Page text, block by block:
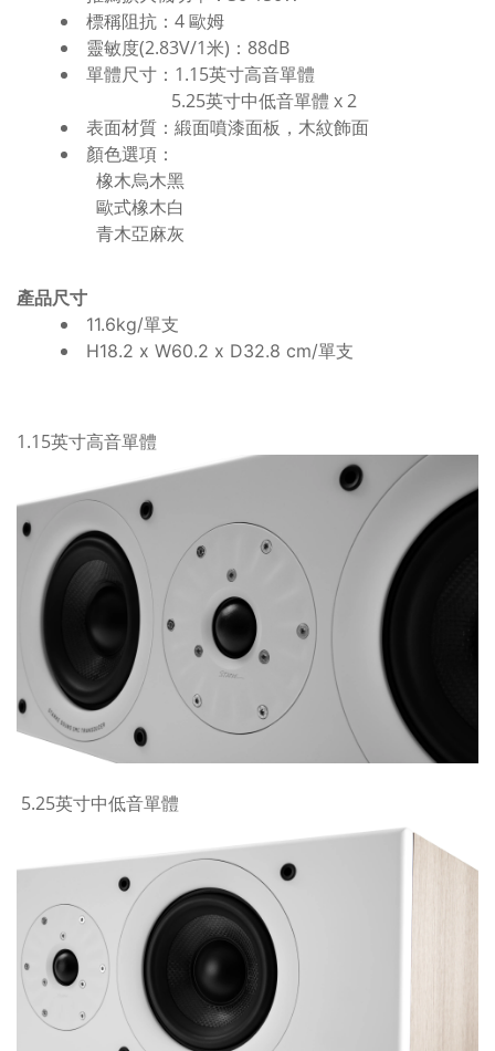
標稱阻抗：4 歐姆
靈敏度(2.83V/1米)：88dB
單體尺寸：1.15英寸高音單體
5.25英寸中低音單體 x 2
表面材質：緞面噴漆面板，木紋飾面
顏色選項：
橡木烏木黑
歐式橡木白
青木亞麻灰
產品尺寸
11.6kg/單支
H18.2 x W60.2 x D32.8 cm/單支
1.15英寸高音單體
5.25英寸中低音單體